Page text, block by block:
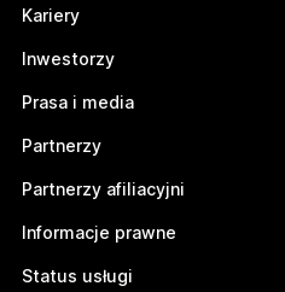
Kariery
Inwestorzy
Prasa i media
Partnerzy
Partnerzy afiliacyjni
Informacje prawne
Status usługi